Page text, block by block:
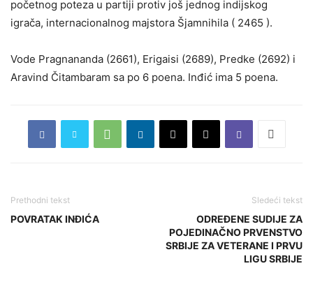
početnog poteza u partiji protiv još jednog indijskog
igrača, internacionalnog majstora Šjamnihila ( 2465 ).
Vode Pragnananda (2661), Erigaisi (2689), Predke (2692) i
Aravind Čitambaram sa po 6 poena. Inđić ima 5 poena.
Prethodni tekst
POVRATAK INĐIĆA
Sledeći tekst
ODREĐENE SUDIJE ZA
POJEDINAČNO PRVENSTVO
SRBIJE ZA VETERANE I PRVU
LIGU SRBIJE